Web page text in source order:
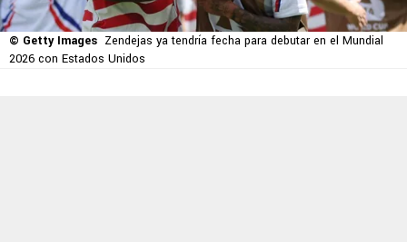
© Getty Images Zendejas ya tendría fecha para debutar en el Mundial
2026 con Estados Unidos